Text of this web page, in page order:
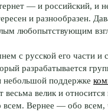
— и российский, и
и разнообразен.
любопытствующим
с русской его части и
разрабатывается
небольшой поддержке
весьма велик и
всем. Вернее — обо всем,